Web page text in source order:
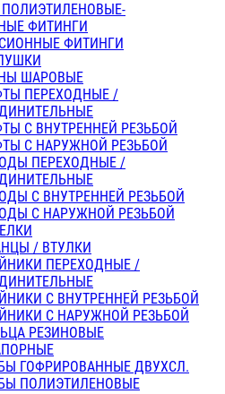
ФИТИНГИ
ФИТИНГИ
ШАРОВЫЕ
ПЕРЕХОДНЫЕ /
С ВНУТРЕННЕЙ РЕЗЬБОЙ
С НАРУЖНОЙ РЕЗЬБОЙ
ПЕРЕХОДНЫЕ /
С ВНУТРЕННЕЙ РЕЗЬБОЙ
С НАРУЖНОЙ РЕЗЬБОЙ
/ ВТУЛКИ
ПЕРЕХОДНЫЕ /
С ВНУТРЕННЕЙ РЕЗЬБОЙ
С НАРУЖНОЙ РЕЗЬБОЙ
РЕЗИНОВЫЕ
ГОФРИРОВАННЫЕ ДВУХСЛ.
ПОЛИЭТИЛЕНОВЫЕ